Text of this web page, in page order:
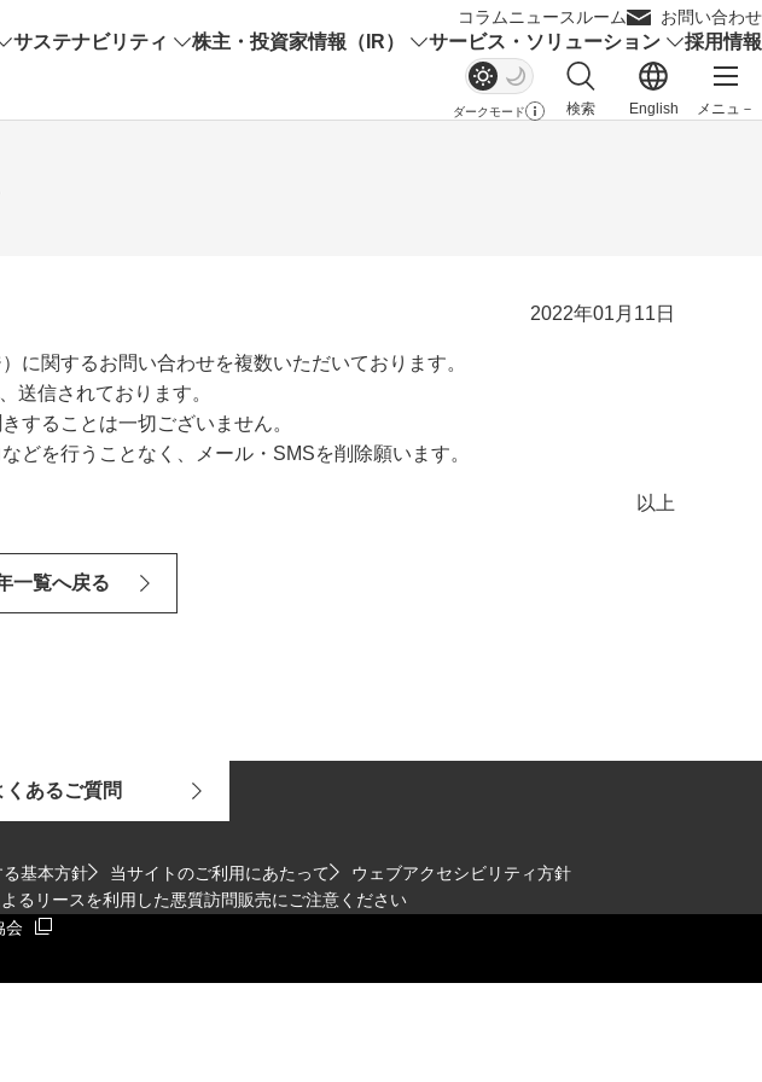
コラムニュースルーム お問い合わせ
サステナビリティ 株主・投資家情報（IR） サービス・ソリューション 採用情報
ダークモード
検索
サイト内検索を開く
English
メニュ－
メイ
2022年01月11日
に関するお問い合わせを複数いただいております。
送信されております。
することは一切ございません。
どを行うことなく、メール・SMSを削除願います。
以上
一覧へ戻る
くあるご質問
基本方針 当サイトのご利用にあたって
ウェブアクセシビリティ方針
るリースを利用した悪質訪問販売にご注意ください
会